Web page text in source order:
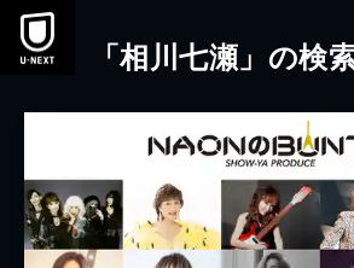
本文へスキップ
「相川七瀬」の検